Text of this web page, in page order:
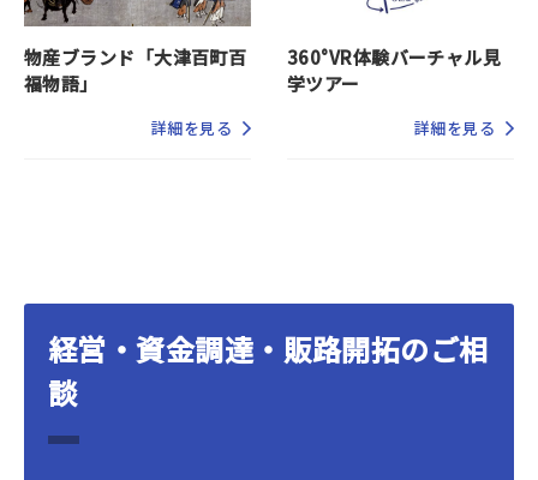
物産ブランド「大津百町百
福物語」
詳細を見る
360°VR体験バーチャル見
学ツアー
詳細を見る
経営・資金調達・販路開拓のご相
談